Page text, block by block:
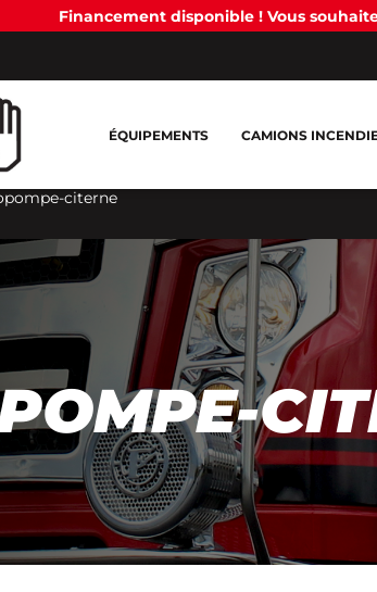
Financement disponible ! Vous
ÉQUIPEMENTS CAMIONS
citerne